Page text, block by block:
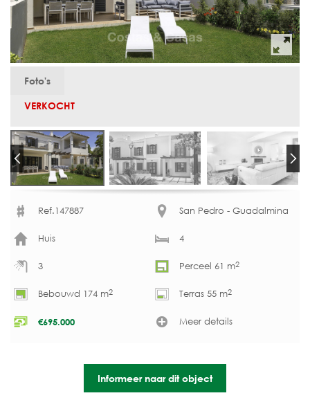
Foto's
VERKOCHT
Ref.147887 San Pedro - Guadalmina
Huis 4
3 Perceel 61 m2
Bebouwd 174 m2 Terras 55 m2
€695.000 Meer details
Informeer naar dit object